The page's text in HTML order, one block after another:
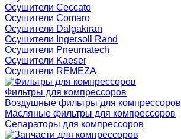
Осушители Ceccato
Осушители Comaro
Осушители Dalgakiran
Осушители Ingersoll Rand
Осушители Pneumatech
Осушители Kaeser
Осушители REMEZA
Фильтры для компрессоров
Воздушные фильтры для компрессоров
Масляные фильтры для компрессоров
Сепараторы для компрессоров